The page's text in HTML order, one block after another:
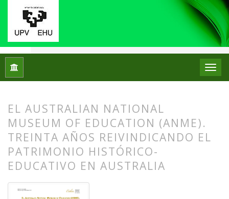
Inicio Centros de Patrimonio
EL AUSTRALIAN NATIONAL
MUSEUM OF EDUCATION (ANME).
TREINTA AÑOS REIVINDICANDO EL
PATRIMONIO HISTÓRICO-
EDUCATIVO EN AUSTRALIA